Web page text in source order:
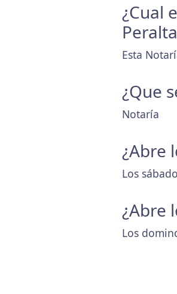
¿Cual
Esta
¿Que
Notaría
¿Abre
Los
¿Abre
Los